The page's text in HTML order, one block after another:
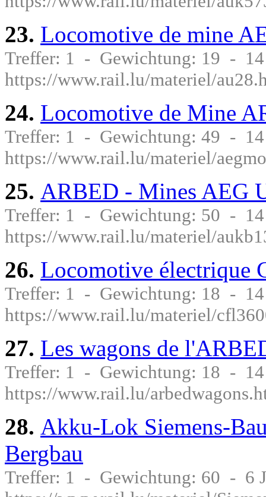
23. Locomotive de mine
Treffer: 1 - Gewichtung: 19 -
https://www.rail.lu/materiel/
24. Locomotive de Mine
Treffer: 1 - Gewichtung: 49 -
https://www.rail.lu/materiel/
25. ARBED - Mines AEG
Treffer: 1 - Gewichtung: 50 -
https://www.rail.lu/materiel/
26. Locomotive électrique
Treffer: 1 - Gewichtung: 18 -
https://www.rail.lu/materiel/
27. Les wagons de
Treffer: 1 - Gewichtung: 18 -
https://www.rail.lu/
28. Akku-Lok Siemens-
Bergbau
Treffer: 1 - Gewichtung: 60 - 6